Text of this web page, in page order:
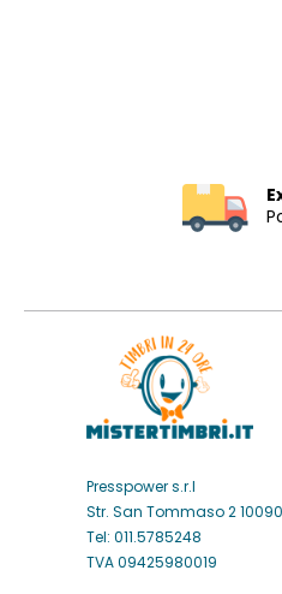
Presspower s.r.l
Str. San Tommaso 2
Tel: 011.5785248
TVA 09425980019